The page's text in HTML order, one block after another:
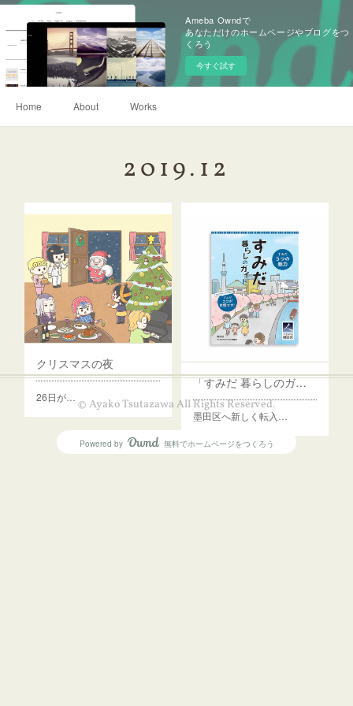
Ameba Owndで
あなただけのホームページやブログをつ
くろう
今すぐ試す
Home About Works
2019. 12
クリスマスの夜
26日が…
「すみだ 暮らしのガイド」
墨田区へ新しく転入…
© Ayako Tsutazawa All Rights Reserved.
Powered by AmebaOwnd
無料でホームページをつくろう